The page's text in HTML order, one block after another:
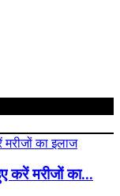
करें मरीजों का...